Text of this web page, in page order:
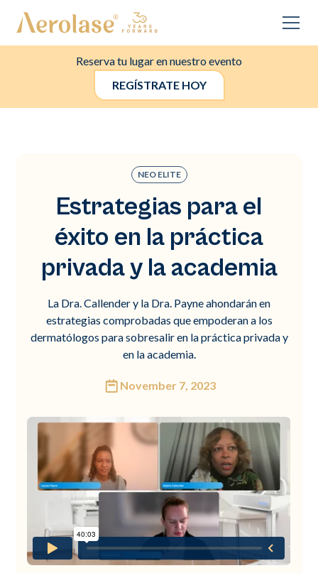
Reserva tu lugar en nuestro evento
REGÍSTRATE HOY
NEO ELITE
Estrategias para el
éxito en la práctica
privada y la academia
La Dra. Callender y la Dra. Payne ahondarán en
estrategias comprobadas que empoderan a los
dermatólogos para sobresalir en la práctica privada y
en la academia.
November 7, 2023